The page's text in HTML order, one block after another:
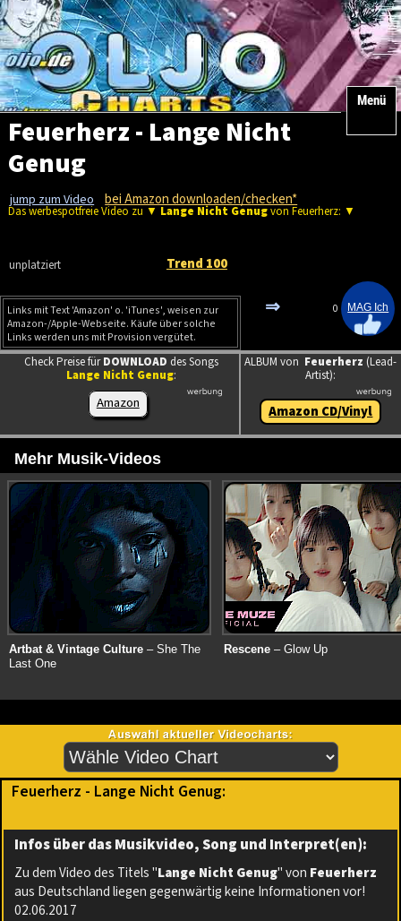
Menü
Feuerherz - Lange Nicht
Genug
jump zum Video bei Amazon downloaden/checken*
Das werbespotfreie Video zu ▼ Lange Nicht Genugvon Feuerherz: ▼
unplatziert Trend 100
Links mit Text 'Amazon' o. 'iTunes', weisen zur
Amazon-/Apple-Webseite. Käufe über solche
Links werden uns mit Provision vergütet.
⇒ 0
Check Preise fürDOWNLOAD des Songs
Lange Nicht Genug:
Amazon
ALBUM von Feuerherz (Lead-
Artist):
Amazon CD/Vinyl
Mehr Musik-Videos
Artbat & Vintage Culture – She The
Last One
Rescene – Glow Up
Feuerherz - Lange Nicht Genug:
Infos über das Musikvideo, Song und Interpret(en):
Zu dem Video des Titels "Lange Nicht Genug" von Feuerherz
aus Deutschland liegen gegenwärtig keine Informationen vor!
02.06.2017